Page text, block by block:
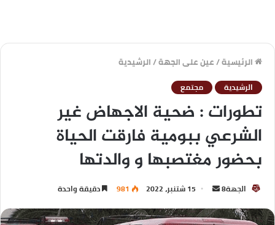
الرئيسية/عين على الجهة/الرشيدية
الرشيدية مجتمع
تطورات : ضحية الاجهاض غير
الشرعي ببومية فارقت الحياة
بحضور مغتصبها و والدتها
الجهة8 15 شتنبر، 2022 981 دقيقة واحدة